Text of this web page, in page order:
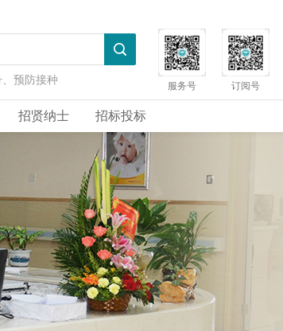
预防接种 服务号 订阅号
招贤纳士 招标投标